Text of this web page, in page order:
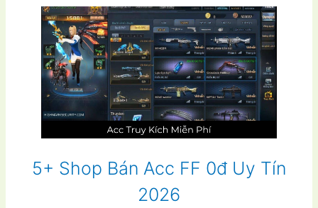
5+ Shop Bán Acc FF 0đ Uy Tín
2026